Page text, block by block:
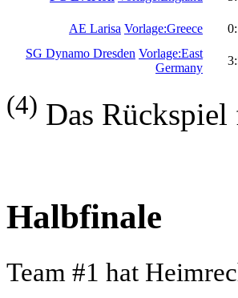
AE Larisa Vorlage:Greece
SG Dynamo Dresden Vorlage:East
Germany
(4) Das Rückspiel
Halbfinale
Team #1 hat